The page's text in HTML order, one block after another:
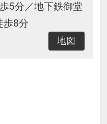
5分／地下鉄御堂
歩8分
地図